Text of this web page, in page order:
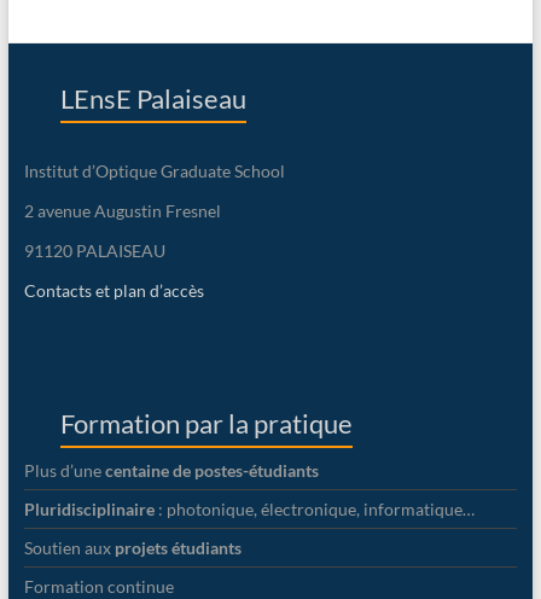
LEnsE Palaiseau
Institut d’Optique Graduate School
2 avenue Augustin Fresnel
91120 PALAISEAU
Contacts et plan d’accès
Formation par la pratique
Plus d’unecentaine de postes-étudiants
Pluridisciplinaire: photonique, électronique, informatique…
Soutien aux projets étudiants
Formation continue